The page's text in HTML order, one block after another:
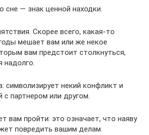
сне — знак ценной находки.
Скорее всего, какая-то
мешает вам или же некое
вам предстоит столкнуться,
надолго.
символизирует некий конфликт и
партнером или другом.
вам пройти: это означает, что наяву
повредить вашим делам.